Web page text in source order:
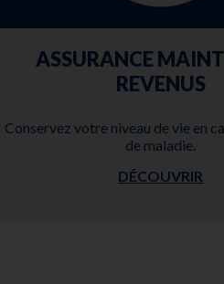
ASSURANCE
REVENUS
Conservez votre niveau de vie en
de maladie.
DÉCOUVRIR